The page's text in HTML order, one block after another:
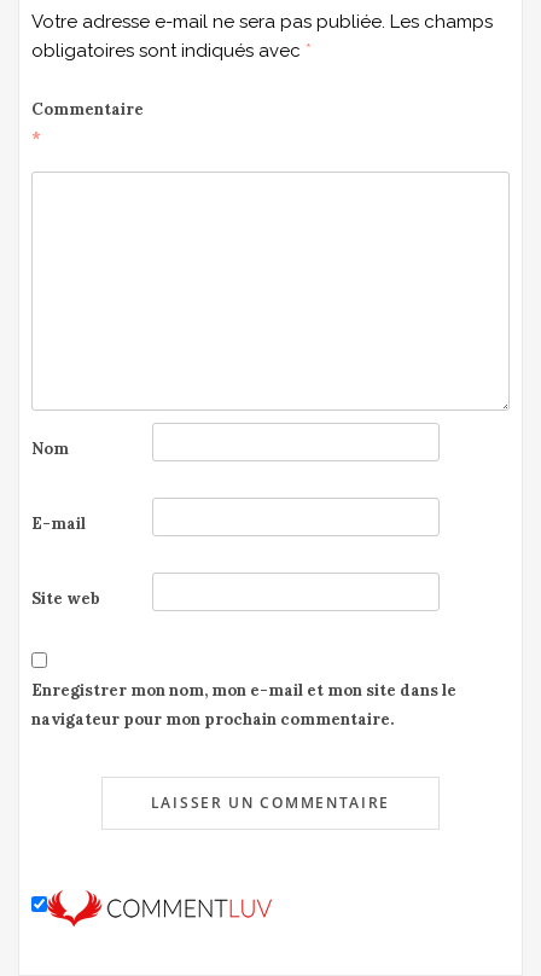
Votre adresse e-mail ne sera pas publiée. Les champs
obligatoires sont indiqués avec *
Commentaire
*
Nom
E-mail
Site web
Enregistrer mon nom, mon e-mail et mon site dans le
navigateur pour mon prochain commentaire.